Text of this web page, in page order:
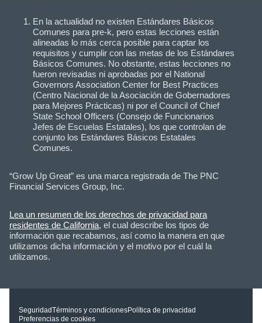
En la actualidad no existen Estándares Básicos
Comunes para pre-k, pero estas lecciones están
alineadas lo más cerca posible para captar los
requisitos y cumplir con las metas de los Estándares
Básicos Comunes. No obstante, estas lecciones no
fueron revisadas ni aprobadas por el National
Governors Association Center for Best Practices
(Centro Nacional de la Asociación de Gobernadores
para Mejores Prácticas) ni por el Council of Chief
State School Officers (Consejo de Funcionarios
Jefes de Escuelas Estatales), los que controlan de
conjunto los Estándares Básicos Estatales
Comunes.
“Grow Up Great” es una marca registrada de The PNC
Financial Services Group, Inc.
Lea un resumen de los derechos de privacidad para
residentes de California, el cual describe los tipos de
información que recabamos, así como la manera en que
utilizamos dicha información y el motivo por el cuál la
utilizamos.
SeguridadTérminos y condicionesPolítica de privacidad
Preferencias de cookies